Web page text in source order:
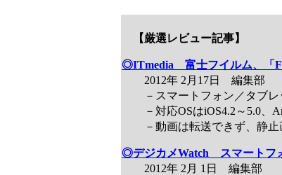
【厳選レビュー記事】
◎ITmedia 富士フイルム、「
2012年 2月17日 編集部
－スマートフォン／タブレッ
－対応OSはiOS4.2～5.0、
－動画は転送できず、静止
◎デジカメWatch スマートフ
2012年 2月 1日 編集部